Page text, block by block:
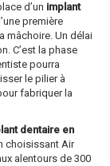
d’un implant
première
mâchoire. Un délai
C’est la phase
pourra
le pilier à
fabriquer la
dentaire en
choisissant Air
alentours de 300